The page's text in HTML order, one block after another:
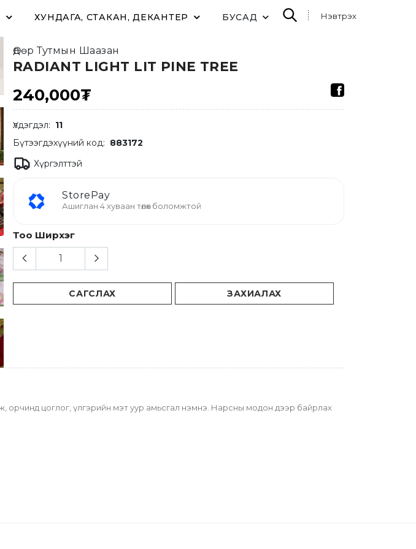
ХУНДАГА, СТАКАН, ДЕКАНТЕР БУСАД Нэвтрэх
Өдөр Тутмын Шаазан
RADIANT LIGHT LIT PINE TREE
240,000₮
Үлдэгдэл: 11
Бүтээгдэхүүний код: 883172
Хүргэлттэй
StorePay
Ашиглан 4 хуваан төлөх боломжтой
Тоо Ширхэг
САГСЛАХ ЗАХИАЛАХ